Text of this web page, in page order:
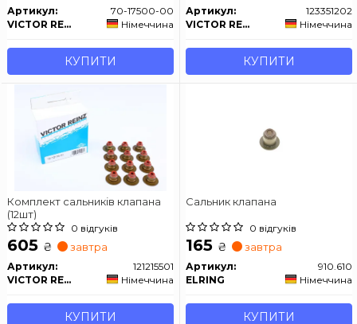
Артикул:
70-17500-00
VICTOR REINZ
Німеччина
КУПИТИ
Артикул:
123351202
VICTOR REINZ
Німеччина
КУПИТИ
Комплект сальників клапана
(12шт)
0 відгуків
605 ₴ завтра
Артикул:
121215501
VICTOR REINZ
Німеччина
КУПИТИ
Сальник клапана
0 відгуків
165 ₴ завтра
Артикул:
910.610
ELRING
Німеччина
КУПИТИ